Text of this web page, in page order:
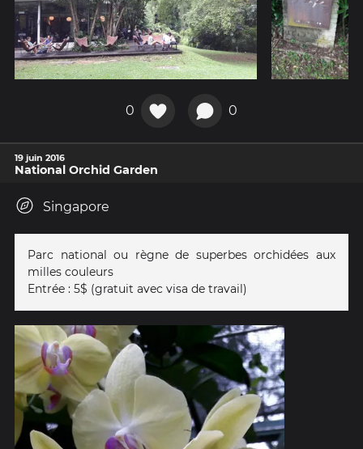
0 0
19 juin 2016
National Orchid Garden
Singapore
Parc national ou règne de superbes orchidées aux
milles couleurs
Entrée : 5$ (gratuit avec visa de travail)